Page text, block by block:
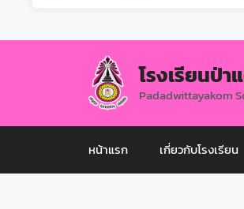
โรงเรียนป่
Padadwittayakom
หน้าแรก เกี่ยวกับโรงเรียน